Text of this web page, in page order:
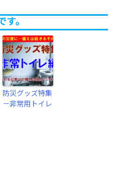
。
防災グッズ特集
－非常用トイレ